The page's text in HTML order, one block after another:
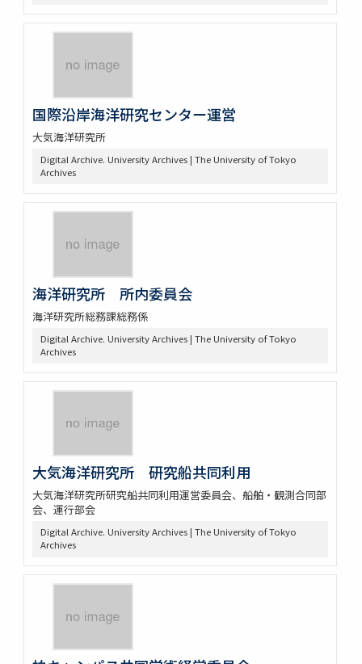
国際沿岸海洋研究センター運営
大気海洋研究所
Digital Archive. University Archives | The University of Tokyo
Archives
海洋研究所 所内委員会
海洋研究所総務課総務係
Digital Archive. University Archives | The University of Tokyo
Archives
大気海洋研究所 研究船共同利用
大気海洋研究所研究船共同利用運営委員会、船舶・観測合同部
会、運行部会
Digital Archive. University Archives | The University of Tokyo
Archives